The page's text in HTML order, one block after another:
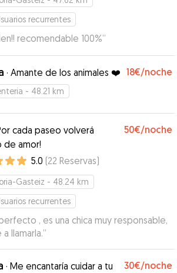
recurrentes
recomendable 100%”
· Amante de los animales ❤️ 18€/noche
- 48.21 km
cada paseo volverá
amor!
50€/noche
5.0 (22 Reservas)
Gasteiz - 48.24 km
recurrentes
, es una chica muy responsable,
llamarla.”
· Me encantaría cuidar a tu
30€/noche